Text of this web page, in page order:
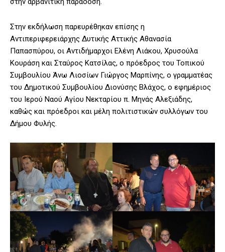
Στην εκδήλωση παρευρέθηκαν επίσης η
Αντιπεριφερειάρχης Δυτικής Αττικής Αθανασία
Παπασπύρου, οι Αντιδήμαρχοι Ελένη Λιάκου, Χρυσούλα
Κουράση και Σταύρος Κατσίλας, ο πρόεδρος του Τοπικού
Συμβουλίου Άνω Λιοσίων Γιώργος Μαρπίνης, ο γραμματέας
του Δημοτικού Συμβουλίου Διονύσης Βλάχος, ο εφημέριος
του Ιερού Ναού Αγίου Νεκταρίου π. Μηνάς Αλεξιάδης,
καθώς και πρόεδροι και μέλη πολιτιστικών συλλόγων του
Δήμου Φυλής.